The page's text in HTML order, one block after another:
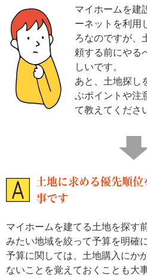
マイホームを建
ーネットを利用
ろなのですが、
頼する前にやる
しいです。
あと、土地探し
ぶポイントや注
て教えてくださ
土地に求める優先順
事です
マイホームを建てる土地を探す
みたい地域を絞って予算を明確
予算に関しては、土地購入にか
ないことを覚えておくことも大